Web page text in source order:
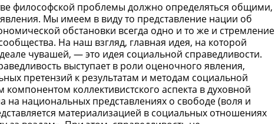
философской проблемы должно определяться общими,
Мы имеем в виду то представление нации об
обстановки всегда одно и то же и стремление
На наш взгляд, главная идея, на которой
чувашей, — это идея социальной справедливости.
выступает в роли оценочного явления,
претензий к результатам и методам социальной
коллективистского аспекта в духовной
на национальных представлениях о свободе (воля и
материализацией в социальных отношениях